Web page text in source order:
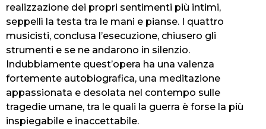
realizzazione dei propri sentimenti più intimi,
seppellì la testa tra le mani e pianse. I quattro
musicisti, conclusa l’esecuzione, chiusero gli
strumenti e se ne andarono in silenzio.
Indubbiamente quest’opera ha una valenza
fortemente autobiografica, una meditazione
appassionata e desolata nel contempo sulle
tragedie umane, tra le quali la guerra è forse la più
inspiegabile e inaccettabile.